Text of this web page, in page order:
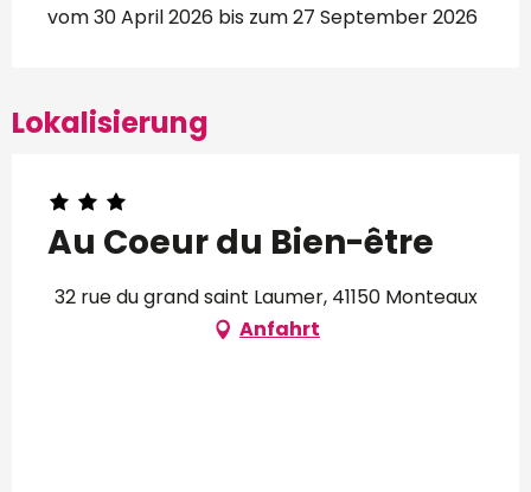
vom 30 April 2026 bis zum 27 September 2026
Lokalisierung
Au Coeur du Bien-être
32 rue du grand saint Laumer, 41150 Monteaux
Anfahrt